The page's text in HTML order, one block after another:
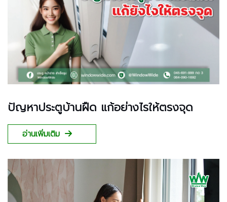
ปัญหาประตูบ้านฝืด แก้อย่างไรให้ตรงจุด
อ่านเพิ่มเติม